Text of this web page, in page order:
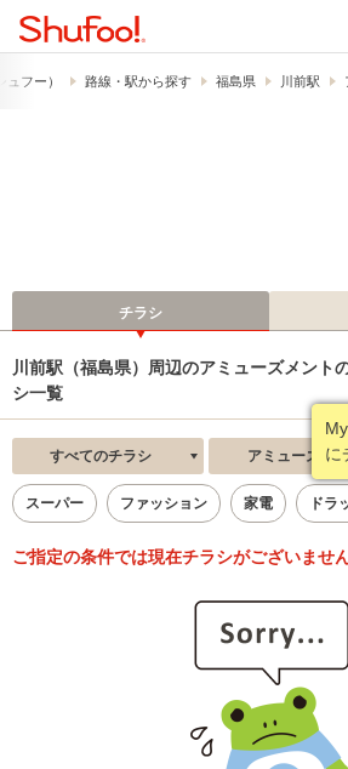
フー） 路線・駅から探す 福島県 川前駅
チラシ
川前駅（福島県）周辺のアミューズメント
シ一覧
に
すべてのチラシ アミューズメ
スーパー ファッション 家電 ドラ
ご指定の条件では現在チラシがございません